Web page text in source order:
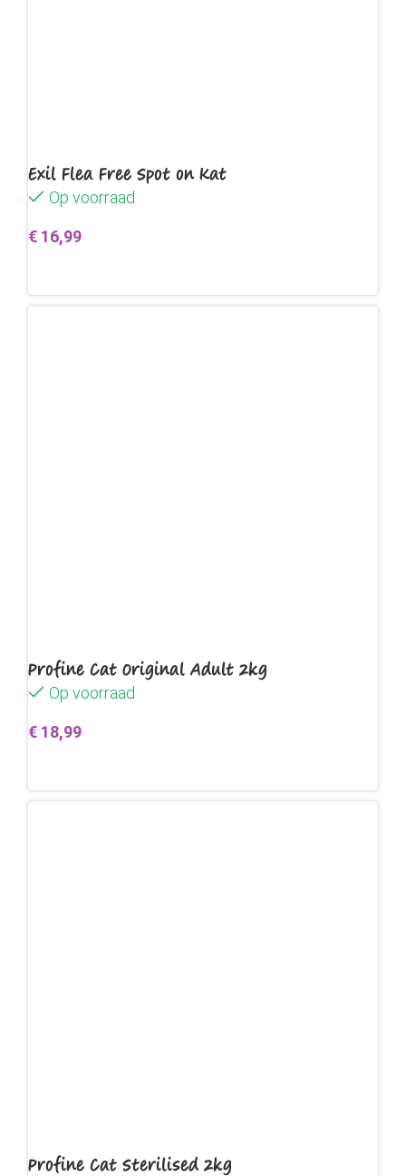
Exil Flea Free Spot on Kat
Op voorraad
€ 16,99
Profine Cat Original Adult 2kg
Op voorraad
€ 18,99
Profine Cat Sterilised 2kg